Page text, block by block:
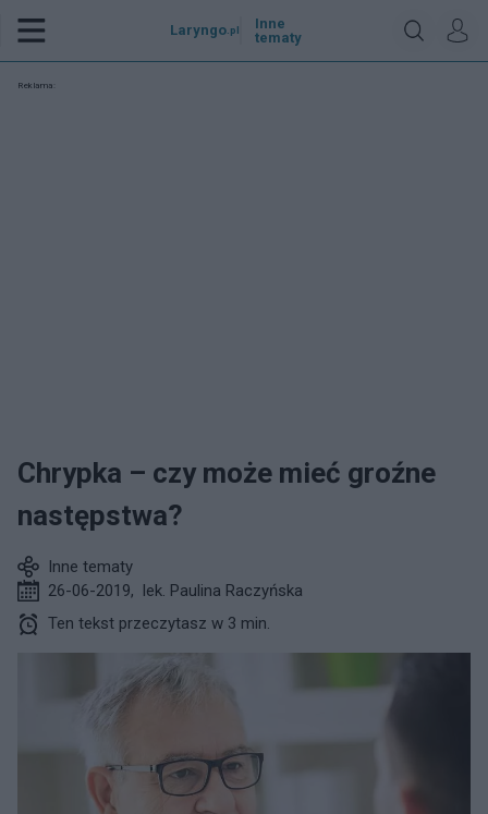
Laryngo.pl
Inne
tematy
Reklama:
Chrypka – czy może mieć groźne
następstwa?
Inne tematy
26-06-2019, lek. Paulina Raczyńska
Ten tekst przeczytasz w 3 min.